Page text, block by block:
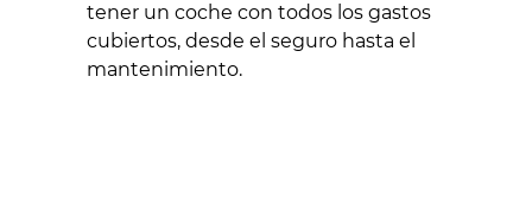
tener un coche con todos los gastos
cubiertos, desde el seguro hasta el
mantenimiento.